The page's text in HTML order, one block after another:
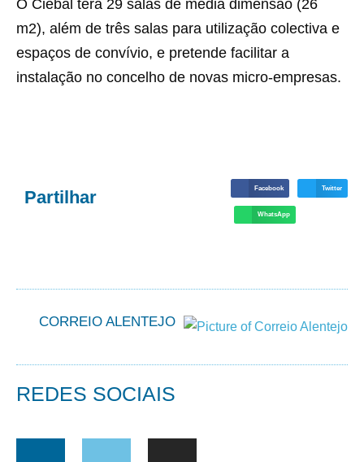
O Ciebal terá 29 salas de média dimensão (26
m2), além de três salas para utilização colectiva e
espaços de convívio, e pretende facilitar a
instalação no concelho de novas micro-empresas.
Partilhar Facebook Twitter
WhatsApp
CORREIO ALENTEJO
REDES SOCIAIS